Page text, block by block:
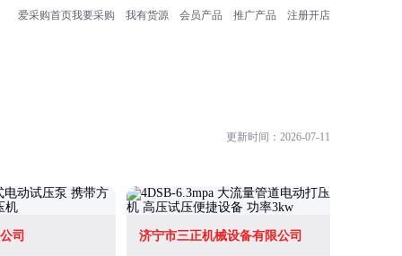
爱采购首页我要采购 我有货源 会员产品 推广产品 注册开店
更新时间：2026-07-11
司 济宁市三正机械设备有限公司